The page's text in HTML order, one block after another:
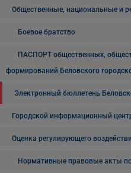
Общественные, национальные и
Боевое братство
ПАСПОРТ общественных,
формирований Беловского
Электронный бюллетень
Городской информационный
Оценка регулирующего
Нормативные правовые акты